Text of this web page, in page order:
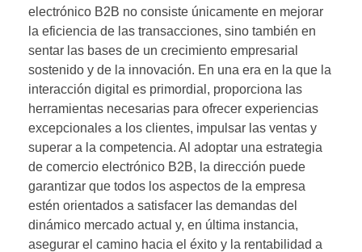
electrónico B2B no consiste únicamente en mejorar
la eficiencia de las transacciones, sino también en
sentar las bases de un crecimiento empresarial
sostenido y de la innovación. En una era en la que la
interacción digital es primordial, proporciona las
herramientas necesarias para ofrecer experiencias
excepcionales a los clientes, impulsar las ventas y
superar a la competencia. Al adoptar una estrategia
de comercio electrónico B2B, la dirección puede
garantizar que todos los aspectos de la empresa
estén orientados a satisfacer las demandas del
dinámico mercado actual y, en última instancia,
asegurar el camino hacia el éxito y la rentabilidad a